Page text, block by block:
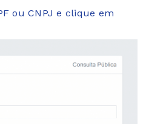
ou CNPJ e clique em